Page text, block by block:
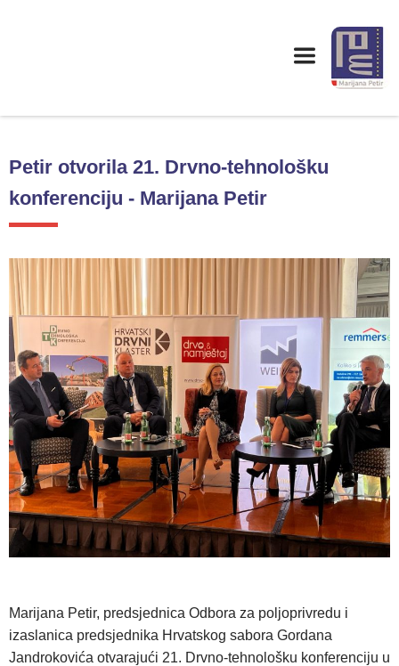
Petir otvorila 21. Drvno-tehnološku
konferenciju - Marijana Petir
Marijana Petir, predsjednica Odbora za poljoprivredu i
izaslanica predsjednika Hrvatskog sabora Gordana
Jandrokovića otvarajući 21. Drvno-tehnološku konferenciju u